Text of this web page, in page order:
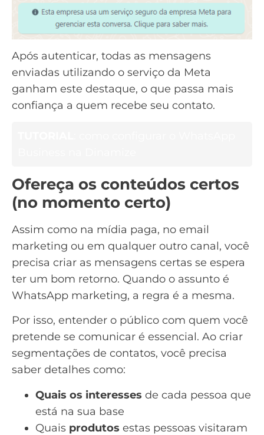
Após autenticar, todas as mensagens
enviadas utilizando o serviço da Meta
ganham este destaque, o que passa mais
confiança a quem recebe seu contato.
Ofereça os conteúdos certos
(no momento certo)
Assim como na mídia paga, no email
marketing ou em qualquer outro canal, você
precisa criar as mensagens certas se espera
ter um bom retorno. Quando o assunto é
WhatsApp marketing, a regra é a mesma.
Por isso, entender o público com quem você
pretende se comunicar é essencial. Ao criar
segmentações de contatos, você precisa
saber detalhes como:
Quais os interesses de cada pessoa que
está na sua base
Quais produtos estas pessoas visitaram